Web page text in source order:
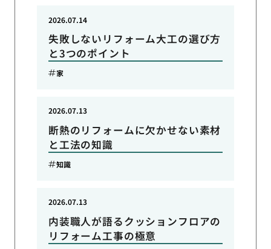
失敗しないリフォーム大工の選び方
と3つのポイント
2026.07.14
家
断熱のリフォームに欠かせない素材
と工法の知識
2026.07.13
知識
内装職人が語るクッションフロアの
リフォーム工事の極意
2026.07.13